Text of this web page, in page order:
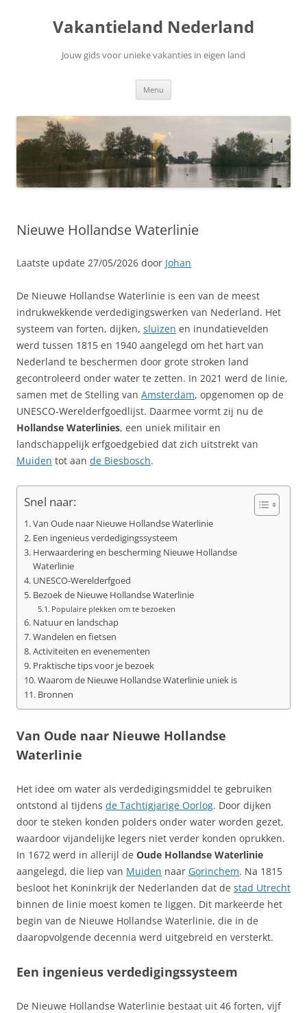
Vakantieland Nederland
Jouw gids voor unieke vakanties in eigen land
Menu
Nieuwe Hollandse Waterlinie
Laatste update 27/05/2026 door Johan
De Nieuwe Hollandse Waterlinie is een van de meest
indrukwekkende verdedigingswerken van Nederland. Het
systeem van forten, dijken, sluizen en inundatievelden
werd tussen 1815 en 1940 aangelegd om het hart van
Nederland te beschermen door grote stroken land
gecontroleerd onder water te zetten. In 2021 werd de linie,
samen met de Stelling van Amsterdam, opgenomen op de
UNESCO‑Werelderfgoedlijst. Daarmee vormt zij nu de
Hollandse Waterlinies, een uniek militair en
landschappelijk erfgoedgebied dat zich uitstrekt van
Muiden tot aan de Biesbosch.
Snel naar:
Van Oude naar Nieuwe Hollandse Waterlinie
Een ingenieus verdedigingssysteem
Herwaardering en bescherming Nieuwe Hollandse
Waterlinie
UNESCO-Werelderfgoed
Bezoek de Nieuwe Hollandse Waterlinie
Populaire plekken om te bezoeken
Natuur en landschap
Wandelen en fietsen
Activiteiten en evenementen
Praktische tips voor je bezoek
Waarom de Nieuwe Hollandse Waterlinie uniek is
Bronnen
Van Oude naar Nieuwe Hollandse
Waterlinie
Het idee om water als verdedigingsmiddel te gebruiken
ontstond al tijdens de Tachtigjarige Oorlog. Door dijken
door te steken konden polders onder water worden gezet,
waardoor vijandelijke legers niet verder konden oprukken.
In 1672 werd in allerijl de Oude Hollandse Waterlinie
aangelegd, die liep van Muiden naar Gorinchem. Na 1815
besloot het Koninkrijk der Nederlanden dat de stad Utrecht
binnen de linie moest komen te liggen. Dit markeerde het
begin van de Nieuwe Hollandse Waterlinie, die in de
daaropvolgende decennia werd uitgebreid en versterkt.
Een ingenieus verdedigingssysteem
De Nieuwe Hollandse Waterlinie bestaat uit 46 forten, vijf